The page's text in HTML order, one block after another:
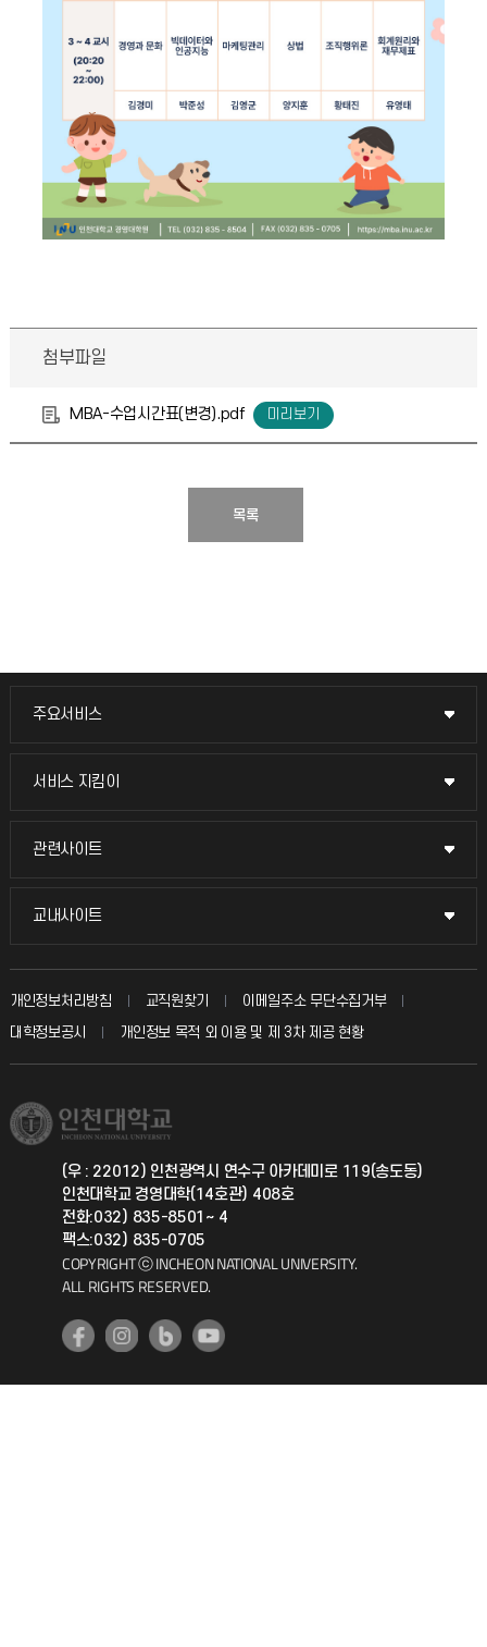
첨부파일
MBA-수업시간표(변경).pdf
목록
주요서비스
주요서비스
교무회의방송
입학안내
취업정보(학생)
서비스 지킴이
서비스 지킴이
묻고 답하기
칭찬마당
학생서비스 지킴이
관련사이트
관련사이트
국방헬프콜
총동문회
교내사이트
교내사이트
교수회
교육혁신본부
국제지원과
공자아카데미
기초교육원
개인정보처리방침 교직원찾기
이메일주소 무단수집거부
대학정보공시
개인정보 목적 외 이용 및 제 3차 제공 현황
(우 : 22012) 인천광역시 연수구 아카데미로 119(송도동)
인천대학교 경영대학(14호관) 408호
전화:032) 835-8501~ 4
팩스:032) 835-0705
COPYRIGHT ⓒ INCHEON NATIONAL UNIVERSITY.
ALL RIGHTS RESERVED.